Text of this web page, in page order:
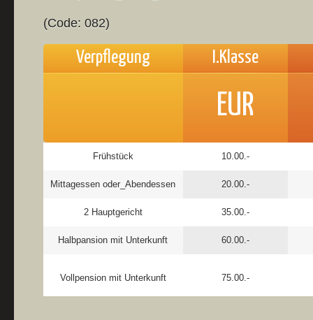
(Code: 082)
Verpflegung
Frühstück
Mittagessen oder_Abendessen
2 Hauptgericht
Halbpansion mit Unterkunft
Vollpension mit Unterkunft
I.Klasse
EUR
10.00.-
20.00.-
35.00.-
60.00.-
75.00.-